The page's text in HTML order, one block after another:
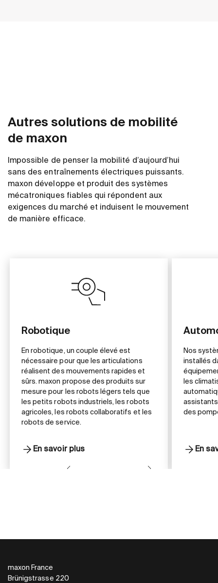
Autres solutions de mobilité
de maxon
Impossible de penser la mobilité d’aujourd’hui
sans des entraînements électriques puissants.
maxon développe et produit des systèmes
mécatroniques fiables qui répondent aux
exigences du marché et induisent le mouvement
de manière efficace.
Robotique
En robotique, un couple élevé est
nécessaire pour que les articulations
réalisent des mouvements rapides et
sûrs. maxon propose des produits sur
mesure pour les robots légers tels que
les petits robots industriels, les robots
agricoles, les robots collaboratifs et les
robots de service.
En savoir plus
Nos
installés
les
assistants
des
En
maxon France
Brünigstrasse 220